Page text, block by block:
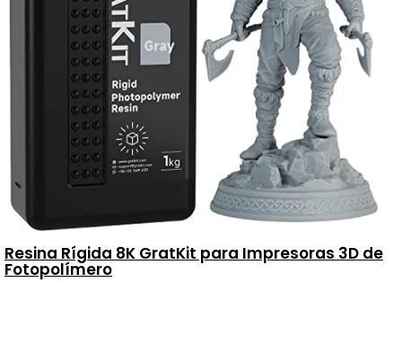
Resina Rígida 8K GratKit para Impresoras 3D de
Fotopolímero